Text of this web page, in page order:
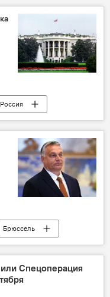
Россия
Брюссель
Спецоперация